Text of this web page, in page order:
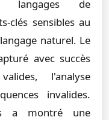
langages de
clés sensibles au
naturel. Le
avec succès
l'analyse
invalides.
a montré une